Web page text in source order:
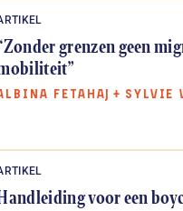
grenzen geen
FETAHAJ + SYLVIE
voor een